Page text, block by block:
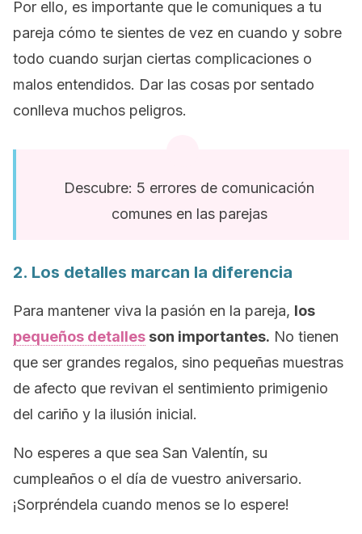
Por ello, es importante que le comuniques a tu
pareja cómo te sientes de vez en cuando y sobre
todo cuando surjan ciertas complicaciones o
malos entendidos. Dar las cosas por sentado
conlleva muchos peligros.
Descubre: 5 errores de comunicación
comunes en las parejas
2. Los detalles marcan la diferencia
Para mantener viva la pasión en la pareja, los
pequeños detalles son importantes. No tienen
que ser grandes regalos, sino pequeñas muestras
de afecto que revivan el sentimiento primigenio
del cariño y la ilusión inicial.
No esperes a que sea San Valentín, su
cumpleaños o el día de vuestro aniversario.
¡Sorpréndela cuando menos se lo espere!